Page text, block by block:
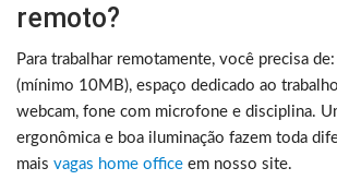
remoto?
Para trabalhar remotamente, você precisa
(mínimo 10MB), espaço dedicado ao
webcam, fone com microfone e disciplina.
ergonômica e boa iluminação fazem toda
mais vagas home office em nosso site.